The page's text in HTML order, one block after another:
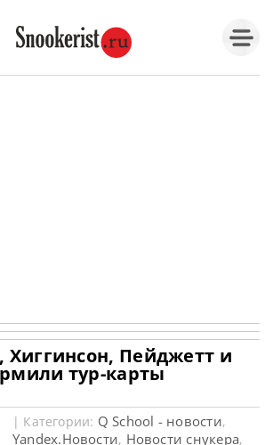
Хиггинсон, Пейджетт и
тур-карты
| Категории: Q School - новости,
Yandex.Новости, Новости снукера,